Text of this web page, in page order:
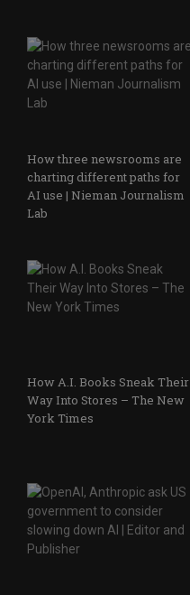
How three newsrooms are
charting different paths for
AI use | Nieman Journalism
Lab
How A.I. Books Sneak Their
Way Into Stores – The New
York Times